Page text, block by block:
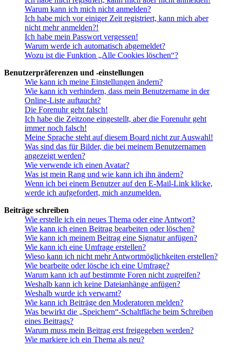
Warum kann ich mich nicht anmelden?
Ich habe mich vor einiger Zeit registriert, kann mich aber
nicht mehr anmelden?!
Ich habe mein Passwort vergessen!
Warum werde ich automatisch abgemeldet?
Wozu ist die Funktion „Alle Cookies löschen“?
Benutzerpräferenzen und -einstellungen
Wie kann ich meine Einstellungen ändern?
Wie kann ich verhindern, dass mein Benutzername in der
Online-Liste auftaucht?
Die Forenuhr geht falsch!
Ich habe die Zeitzone eingestellt, aber die Forenuhr geht
immer noch falsch!
Meine Sprache steht auf diesem Board nicht zur Auswahl!
Was sind das für Bilder, die bei meinem Benutzernamen
angezeigt werden?
Wie verwende ich einen Avatar?
Was ist mein Rang und wie kann ich ihn ändern?
Wenn ich bei einem Benutzer auf den E-Mail-Link klicke,
werde ich aufgefordert, mich anzumelden.
Beiträge schreiben
Wie erstelle ich ein neues Thema oder eine Antwort?
Wie kann ich einen Beitrag bearbeiten oder löschen?
Wie kann ich meinem Beitrag eine Signatur anfügen?
Wie kann ich eine Umfrage erstellen?
Wieso kann ich nicht mehr Antwortmöglichkeiten erstellen?
Wie bearbeite oder lösche ich eine Umfrage?
Warum kann ich auf bestimmte Foren nicht zugreifen?
Weshalb kann ich keine Dateianhänge anfügen?
Weshalb wurde ich verwarnt?
Wie kann ich Beiträge den Moderatoren melden?
Was bewirkt die „Speichern“-Schaltfläche beim Schreiben
eines Beitrags?
Warum muss mein Beitrag erst freigegeben werden?
Wie markiere ich ein Thema als neu?